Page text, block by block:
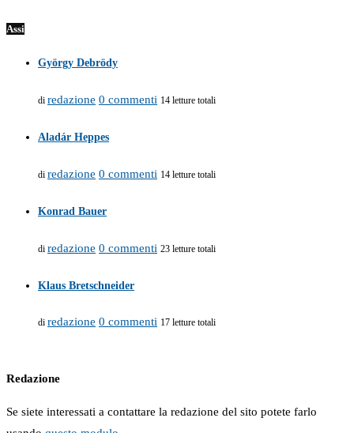
Assi
György Debrödy
di redazione 0 commenti 14 letture totali
Aladár Heppes
di redazione 0 commenti 14 letture totali
Konrad Bauer
di redazione 0 commenti 23 letture totali
Klaus Bretschneider
di redazione 0 commenti 17 letture totali
Redazione
Se siete interessati a contattare la redazione del sito potete farlo